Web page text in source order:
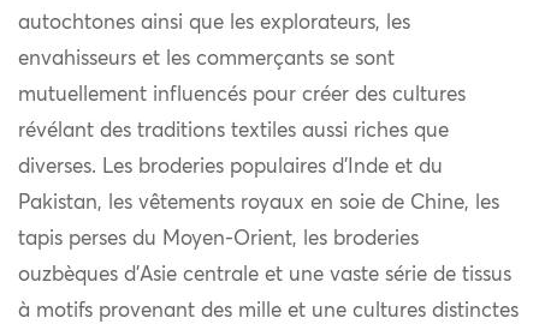
autochtones ainsi que les explorateurs, les
envahisseurs et les commerçants se sont
mutuellement influencés pour créer des cultures
révélant des traditions textiles aussi riches que
diverses. Les broderies populaires d’Inde et du
Pakistan, les vêtements royaux en soie de Chine, les
tapis perses du Moyen-Orient, les broderies
ouzbèques d’Asie centrale et une vaste série de tissus
à motifs provenant des mille et une cultures distinctes